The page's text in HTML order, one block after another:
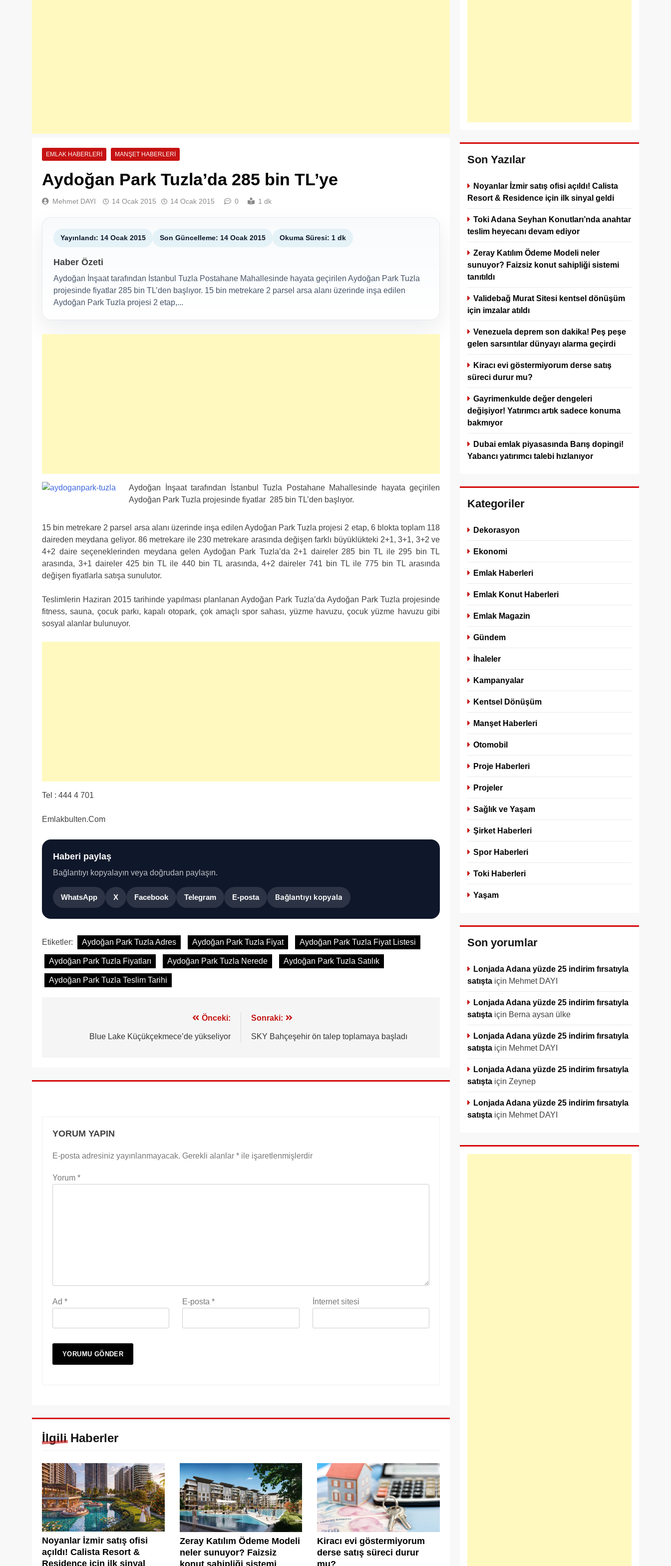
EMLAK HABERLERI MANŞET HABERLERI
Aydoğan Park Tuzla’da 285 bin TL’ye
Mehmet DAYI 14 Ocak 2015 14 Ocak 2015 0 1 dk
Yayınlandı: 14 Ocak 2015 Son Güncelleme: 14 Ocak 2015 Okuma Süresi: 1 dk
Haber Özeti
Aydoğan İnşaat tarafından İstanbul Tuzla Postahane Mahallesinde hayata geçirilen Aydoğan Park Tuzla
projesinde fiyatlar 285 bin TL’den başlıyor. 15 bin metrekare 2 parsel arsa alanı üzerinde inşa edilen
Aydoğan Park Tuzla projesi 2 etap,...
Aydoğan İnşaat tarafından İstanbul Tuzla Postahane Mahallesinde hayata geçirilen
Aydoğan Park Tuzla projesinde fiyatlar 285 bin TL’den başlıyor.
15 bin metrekare 2 parsel arsa alanı üzerinde inşa edilen Aydoğan Park Tuzla projesi 2 etap, 6 blokta toplam 118
daireden meydana geliyor. 86 metrekare ile 230 metrekare arasında değişen farklı büyüklükteki 2+1, 3+1, 3+2 ve
4+2 daire seçeneklerinden meydana gelen Aydoğan Park Tuzla’da 2+1 daireler 285 bin TL ile 295 bin TL
arasında, 3+1 daireler 425 bin TL ile 440 bin TL arasında, 4+2 daireler 741 bin TL ile 775 bin TL arasında
değişen fiyatlarla satışa sunulutor.
Teslimlerin Haziran 2015 tarihinde yapılması planlanan Aydoğan Park Tuzla’da Aydoğan Park Tuzla projesinde
fitness, sauna, çocuk parkı, kapalı otopark, çok amaçlı spor sahası, yüzme havuzu, çocuk yüzme havuzu gibi
sosyal alanlar bulunuyor.
Tel : 444 4 701
Emlakbulten.Com
Haberi paylaş
Bağlantıyı kopyalayın veya doğrudan paylaşın.
WhatsApp X Facebook Telegram E-posta Bağlantıyı kopyala
Etiketler: Aydoğan Park Tuzla Adres Aydoğan Park Tuzla Fiyat Aydoğan Park Tuzla Fiyat Listesi
Aydoğan Park Tuzla Fiyatları Aydoğan Park Tuzla Nerede Aydoğan Park Tuzla Satılık
Aydoğan Park Tuzla Teslim Tarihi
gezinmesi
Önceki:
Blue Lake Küçükçekmece’de yükseliyor
Sonraki:
SKY Bahçeşehir ön talep toplamaya başladı
YORUM YAPIN
E-posta adresiniz yayınlanmayacak. Gerekli alanlar * ile işaretlenmişlerdir
Yorum *
Ad * E-posta* İnternet sitesi
İlgili Haberler
Noyanlar İzmir satış ofisi
açıldı! Calista Resort &
Residence için ilk sinyal
Zeray Katılım Ödeme Modeli
neler sunuyor? Faizsiz
konut sahipliği sistemi
Kiracı evi göstermiyorum
derse satış süreci durur
mu?
Son Yazılar
Noyanlar İzmir satış ofisi açıldı! Calista
Resort & Residence için ilk sinyal geldi
Toki Adana Seyhan Konutları’nda anahtar
teslim heyecanı devam ediyor
Zeray Katılım Ödeme Modeli neler
sunuyor? Faizsiz konut sahipliği sistemi
tanıtıldı
Validebağ Murat Sitesi kentsel dönüşüm
için imzalar atıldı
Venezuela deprem son dakika! Peş peşe
gelen sarsıntılar dünyayı alarma geçirdi
Kiracı evi göstermiyorum derse satış
süreci durur mu?
Gayrimenkulde değer dengeleri
değişiyor! Yatırımcı artık sadece konuma
bakmıyor
Dubai emlak piyasasında Barış dopingi!
Yabancı yatırımcı talebi hızlanıyor
Kategoriler
Dekorasyon
Ekonomi
Emlak Haberleri
Emlak Konut Haberleri
Emlak Magazin
Gündem
İhaleler
Kampanyalar
Kentsel Dönüşüm
Manşet Haberleri
Otomobil
Proje Haberleri
Projeler
Sağlık ve Yaşam
Şirket Haberleri
Spor Haberleri
Toki Haberleri
Yaşam
Son yorumlar
Lonjada Adana yüzde 25 indirim fırsatıyla
satışta için Mehmet DAYI
Lonjada Adana yüzde 25 indirim fırsatıyla
satışta için Berna aysan ülke
Lonjada Adana yüzde 25 indirim fırsatıyla
satışta için Mehmet DAYI
Lonjada Adana yüzde 25 indirim fırsatıyla
satışta için Zeynep
Lonjada Adana yüzde 25 indirim fırsatıyla
satışta için Mehmet DAYI